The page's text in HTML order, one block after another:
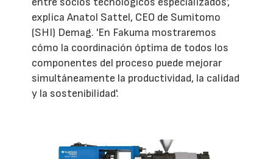
explica Anatol Sattel, CEO de Sumitomo
(SHI) Demag. 'En Fakuma mostraremos
cómo la coordinación óptima de todos los
componentes del proceso puede mejorar
simultáneamente la productividad, la calidad
y la sostenibilidad'.